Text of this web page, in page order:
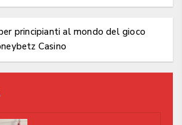
principianti al mondo del gioco
Casino